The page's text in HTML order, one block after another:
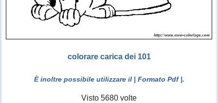
colorare carica dei 101
È inoltre possibile utilizzare il | Formato Pdf |.
Visto 5680 volte